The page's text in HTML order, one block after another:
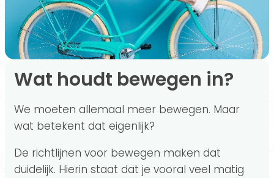
Wat houdt bewegen in?
We moeten allemaal meer bewegen. Maar
wat betekent dat eigenlijk?
De richtlijnen voor bewegen maken dat
duidelijk. Hierin staat dat je vooral veel matig